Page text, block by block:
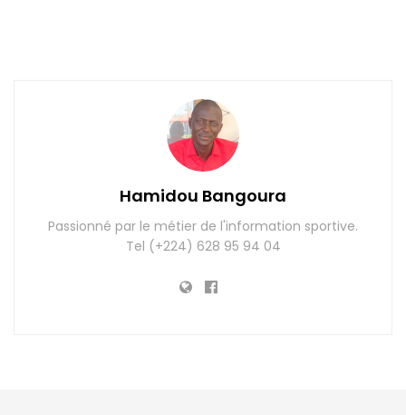
Hamidou Bangoura
Passionné par le métier de l'information sportive.
Tel (+224) 628 95 94 04